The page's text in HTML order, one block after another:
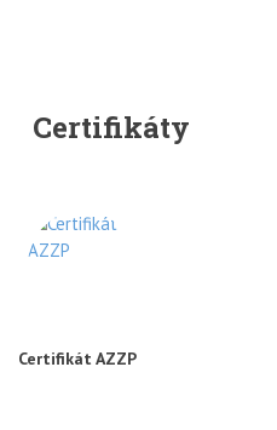
Certifikáty
Certifikát AZZP